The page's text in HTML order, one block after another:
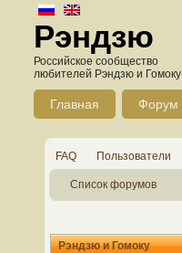
Рэндзю
Российское сообщество
любителей Рэндзю и Гомоку
Главная Форум
FAQ Пользователи
Список форумов
Рэндзю и Гомоку